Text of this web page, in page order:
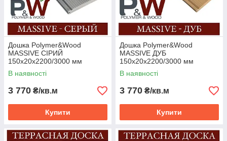
Дошка Polymer&Wood
MASSIVE СІРИЙ
150х20х2200/3000 мм
В наявності
3 770 ₴/кв.м
Купити
Дошка Polymer&Wood
MASSIVE ДУБ
150х20х2200/3000 мм
В наявності
3 770 ₴/кв.м
Купити